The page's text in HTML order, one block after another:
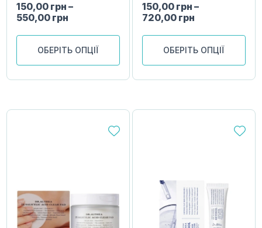
150,00 грн –
550,00 грн
ОБЕРІТЬ ОПЦІЇ
150,00 грн –
720,00 грн
ОБЕРІТЬ ОПЦІЇ